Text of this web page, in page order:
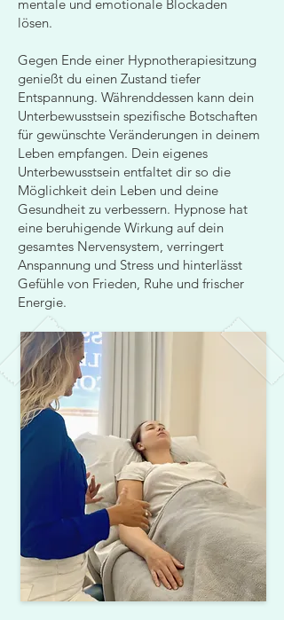
mentale und emotionale Blockaden
lösen.
Gegen Ende einer Hypnotherapiesitzung
genießt du einen Zustand tiefer
Entspannung. Währenddessen kann dein
Unterbewusstsein spezifische Botschaften
für gewünschte Veränderungen in deinem
Leben empfangen. Dein eigenes
Unterbewusstsein entfaltet dir so die
Möglichkeit dein Leben und deine
Gesundheit zu verbessern. Hypnose hat
eine beruhigende Wirkung auf dein
gesamtes Nervensystem, verringert
Anspannung und Stress und hinterlässt
Gefühle von Frieden, Ruhe und frischer
Energie.